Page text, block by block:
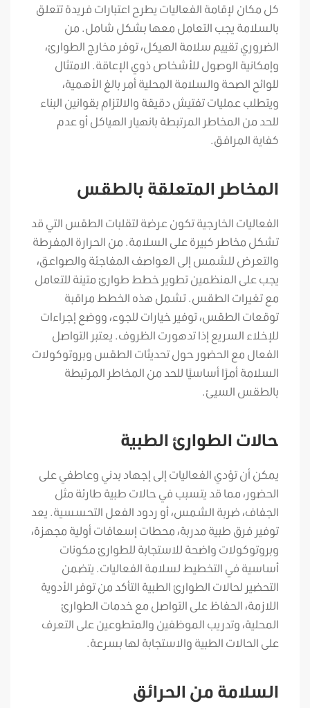
كل مكان لإقامة الفعاليات يطرح اعتبارات فريدة تتعلق
بالسلامة يجب التعامل معها بشكل شامل. من
الضروري تقييم سلامة الهيكل، توفر مخارج الطوارئ،
وإمكانية الوصول للأشخاص ذوي الإعاقة. الامتثال
للوائح الصحة والسلامة المحلية أمر بالغ الأهمية،
ويتطلب عمليات تفتيش دقيقة والالتزام بقوانين البناء
للحد من المخاطر المرتبطة بانهيار الهياكل أو عدم
كفاية المرافق.
المخاطر المتعلقة بالطقس
الفعاليات الخارجية تكون عرضة لتقلبات الطقس التي قد
تشكل مخاطر كبيرة على السلامة. من الحرارة المفرطة
والتعرض للشمس إلى العواصف المفاجئة والصواعق،
يجب على المنظمين تطوير خطط طوارئ متينة للتعامل
مع تغيرات الطقس. تشمل هذه الخطط مراقبة
توقعات الطقس، توفير خيارات للجوء، ووضع إجراءات
للإخلاء السريع إذا تدهورت الظروف. يعتبر التواصل
الفعال مع الحضور حول تحديثات الطقس وبروتوكولات
السلامة أمرًا أساسيًا للحد من المخاطر المرتبطة
بالطقس السيئ.
حالات الطوارئ الطبية
يمكن أن تؤدي الفعاليات إلى إجهاد بدني وعاطفي على
الحضور، مما قد يتسبب في حالات طبية طارئة مثل
الجفاف، ضربة الشمس، أو ردود الفعل التحسسية. يعد
توفير فرق طبية مدربة، محطات إسعافات أولية مجهزة،
وبروتوكولات واضحة للاستجابة للطوارئ مكونات
أساسية في التخطيط لسلامة الفعاليات. يتضمن
التحضير لحالات الطوارئ الطبية التأكد من توفر الأدوية
اللازمة، الحفاظ على التواصل مع خدمات الطوارئ
المحلية، وتدريب الموظفين والمتطوعين على التعرف
على الحالات الطبية والاستجابة لها بسرعة.
السلامة من الحرائق